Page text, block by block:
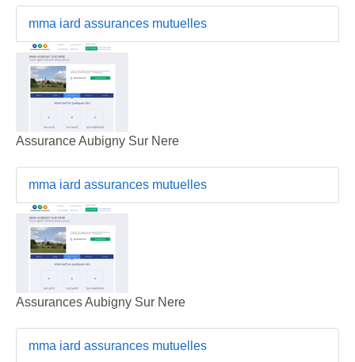
mma iard assurances mutuelles
Assurance Aubigny Sur Nere
mma iard assurances mutuelles
Assurances Aubigny Sur Nere
mma iard assurances mutuelles